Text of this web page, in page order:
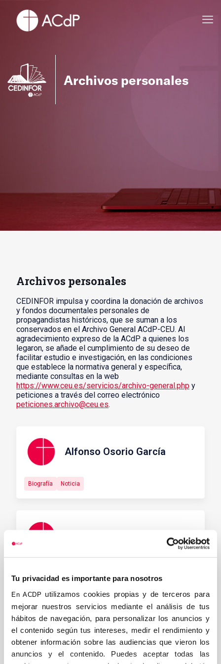
Tu privacidad es importante para nosotros
En ACDP utilizamos cookies propias y de terceros para
mejorar nuestros servicios mediante el análisis de tus
hábitos de navegación, para personalizar los anuncios y
el contenido según tus intereses, medir el rendimiento y
obtener información sobre las audiencias que vieron los
anuncios y el contenido. Puedes aceptar todas las
Archivos personales
Archivos personales
CEDINFOR impulsa y coordina la donación de archivos
y fondos documentales personales de
propagandistas históricos, que se suman a los
conservados en el Archivo General ACdP-CEU. Al
agradecimiento expreso de la ACdP a quienes los
legaron, se añade el cumplimiento de su deseo de
facilitar estudio e investigación, en las condiciones
que establece la normativa general y específica,
mediante consultas en la web
https://www.ceu.es/servicios/archivo-general.php y
peticiones a través del correo electrónico
peticiones.archivo@ceu.es.
Alfonso Osorio García
Biografía Noticia
Álvarez Álvarez, José Luis
Biografía Noticia